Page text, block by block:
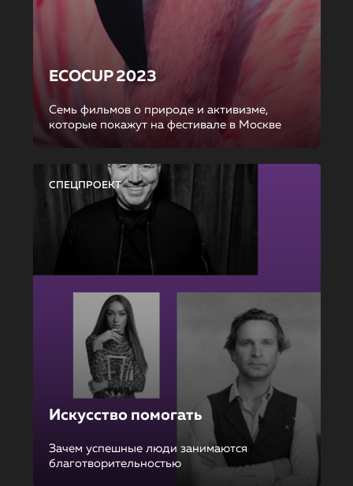
ECOCUP 2023
Семь фильмов о природе и активизме,
которые покажут на фестивале в Москве
СПЕЦПРОЕКТ
Искусство помогать
Зачем успешные люди занимаются
благотворительностью